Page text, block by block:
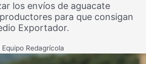
los envíos de aguacate
para que consigan
Exportador.
Equipo Redagrícola